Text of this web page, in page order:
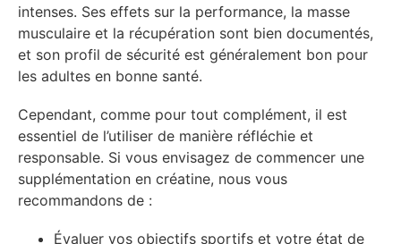
intenses. Ses effets sur la performance, la masse
musculaire et la récupération sont bien documentés,
et son profil de sécurité est généralement bon pour
les adultes en bonne santé.
Cependant, comme pour tout complément, il est
essentiel de l’utiliser de manière réfléchie et
responsable. Si vous envisagez de commencer une
supplémentation en créatine, nous vous
recommandons de :
Évaluer vos objectifs sportifs et votre état de